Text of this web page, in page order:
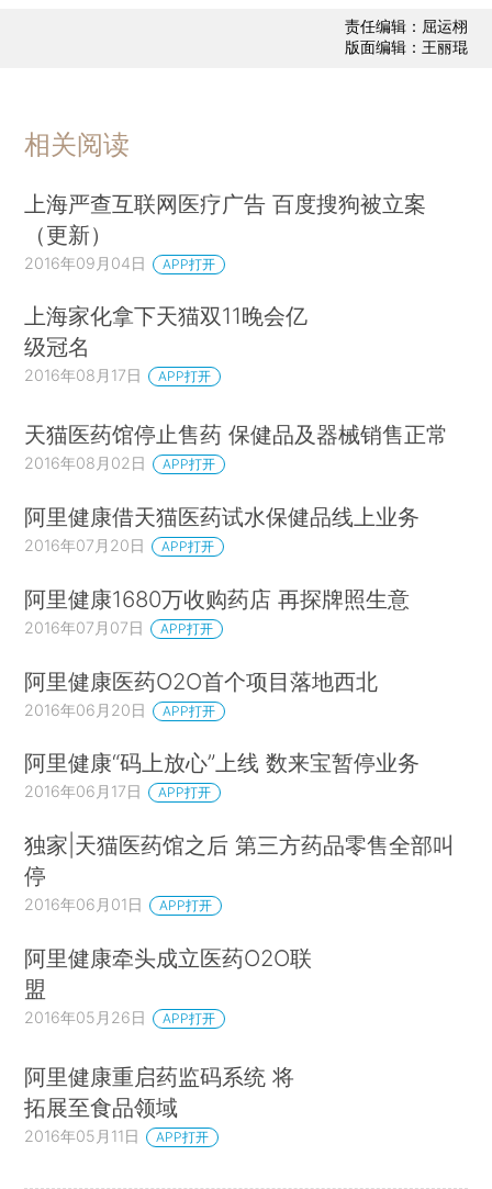
责任编辑：屈运栩
版面编辑：王丽琨
相关阅读
上海严查互联网医疗广告 百度搜狗被立案
（更新）
2016年09月04日 APP打开
上海家化拿下天猫双11晚会亿
级冠名
2016年08月17日 APP打开
天猫医药馆停止售药 保健品及器械销售正常
2016年08月02日 APP打开
阿里健康借天猫医药试水保健品线上业务
2016年07月20日 APP打开
阿里健康1680万收购药店 再探牌照生意
2016年07月07日 APP打开
阿里健康医药O2O首个项目落地西北
2016年06月20日 APP打开
阿里健康“码上放心”上线 数来宝暂停业务
2016年06月17日 APP打开
独家|天猫医药馆之后 第三方药品零售全部叫
停
2016年06月01日 APP打开
阿里健康牵头成立医药O2O联
盟
2016年05月26日 APP打开
阿里健康重启药监码系统 将
拓展至食品领域
2016年05月11日 APP打开